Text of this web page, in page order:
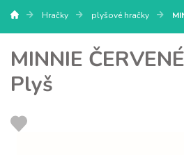
Hračky plyšové hračky
MINNIE
Plyš